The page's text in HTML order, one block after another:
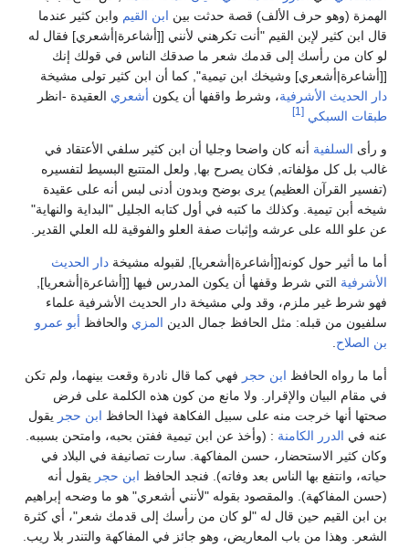
الهمزة (وهو حرف الألف) قصة حدثت بين ابن القيم وابن كثير عندما
قال ابن كثير لإبن القيم "أنت تكرهني لأنني [[أشاعرة|أشعري] فقال له
لو كان من رأسك إلى قدمك شعر ما صدقك الناس في قولك إنك
[[أشاعرة|أشعري] وشيخك ابن تيمية", كما أن ابن كثير تولى مشيخة
دار الحديث الأشرفية، وشرط واقفها أن يكون أشعري العقيدة -انظر
طبقات السبكي [1]
و رأى السلفية أنه كان واضحا وجليا أن ابن كثير سلفي الأعتقاد في
غالب بل كل مؤلفاته, فكان يصرح بها, ولعل المتتبع البسيط لتفسيره
(تفسير القرآن العظيم) يرى بوضح وبدون أدنى لبس أنه على عقيدة
شيخه أبن تيمية. وكذلك ما كتبه في أول كتابه الجليل "البداية والنهاية"
عن علو الله على عرشه وإثبات صفة العلو والفوقية لله العلي القدير.
أما ما أثير حول كونه[[أشاعرة|أشعريا], لقبوله مشيخة دار الحديث
الأشرفية التي شرط وقفها أن يكون المدرس فيها [[أشاعرة|أشعريا],
فهو شرط غير ملزم، وقد ولي مشيخة دار الحديث الأشرفية علماء
سلفيون من قبله: مثل الحافظ جمال الدين المزي والحافظ أبو عمرو
بن الصلاح.
أما ما رواه الحافظ ابن حجر فهي كما قال نادرة وقعت بينهما، ولم تكن
في مقام البيان والإقرار. ولا مانع من كون هذه الكلمة على فرض
صحتها أنها خرجت منه على سبيل الفكاهة فهذا الحافظ ابن حجر يقول
عنه في الدرر الكامنة : (وأخذ عن ابن تيمية ففتن بحبه، وامتحن بسببه.
وكان كثير الاستحضار، حسن المفاكهة. سارت تصانيفة في البلاد في
حياته، وانتفع بها الناس بعد وفاته). فنجد الحافظ ابن حجر يقول أنه
(حسن المفاكهة). والمقصود بقوله "لأنني أشعري" هو ما وضحه إبراهيم
بن ابن القيم حين قال له "لو كان من رأسك إلى قدمك شعر"، أي كثرة
الشعر. وهذا من باب المعاريض، وهو جائز في المفاكهة والتندر بلا ريب.